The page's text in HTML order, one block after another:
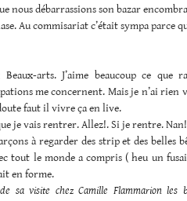
nous débarrassions son bazar
Au commisariat c’était sympa parce
arts. J’aime beaucoup ce que
me concernent. Mais je n’ai rien
faut il vivre ça en live.
je vais rentrer. Allez!. Si je rentre.
à regarder des strip et des belles
tout le monde a compris ( heu un
en forme.
sa visite chez Camille Flammarion les